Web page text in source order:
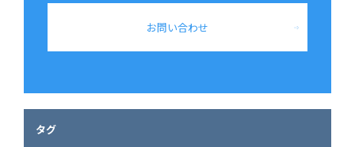
お問い合わせ
タグ